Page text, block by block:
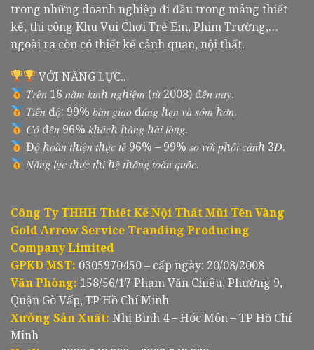
trong những doanh nghiệp đi đầu trong mảng thiết
kế, thi công Khu Vui Chơi Trẻ Em, Phim Trường,…
ngoài ra còn có thiết kế cảnh quan, nội thất.
VỚI NĂNG LỰC..
𝑇𝑟𝑒̂𝑛 16 𝑛𝑎̆𝑚 𝑘𝑖𝑛ℎ 𝑛𝑔ℎ𝑖𝑒̣̂𝑚 (𝑡𝑢̛̀ 2008) đ𝑒̂́𝑛 𝑛𝑎𝑦.
𝑇𝑖𝑒̂́𝑛 đ𝑜̣̂: 99% 𝑏𝑎̀𝑛 𝑔𝑖𝑎𝑜 đ𝑢́𝑛𝑔 ℎ𝑒̣𝑛 𝑣𝑎̀ 𝑠𝑜̛́𝑚 ℎ𝑜̛𝑛.
𝐶𝑜́ đ𝑒̂́𝑛 96% 𝑘ℎ𝑎́𝑐ℎ ℎ𝑎̀𝑛𝑔 ℎ𝑎̀𝑖 𝑙𝑜̀𝑛𝑔.
Đ𝑜̣̂ ℎ𝑜𝑎̀𝑛 𝑡ℎ𝑖𝑒̣̂𝑛 𝑡ℎ𝑢̛̣𝑐 𝑡𝑒̂́ 96% – 99% 𝑠𝑜 𝑣𝑜̛́𝑖 𝑝ℎ𝑜̂́𝑖 𝑐𝑎̉𝑛ℎ 3𝐷.
𝑁𝑎̆𝑛𝑔 𝑙𝑢̛̣𝑐 𝑡ℎ𝑢̛̣𝑐 𝑡ℎ𝑖 ℎ𝑒̣̂ 𝑡ℎ𝑜̂́𝑛𝑔 𝑡𝑜𝑎̀𝑛 𝑞𝑢𝑜̂́𝑐.
Công Ty THHH Thiết Kế Nội Thất Mũi Tên Vàng
Gold Arrow Service Tranding Producing
Company Limited
GPKD MST: 0305970450 – cấp ngày: 20/08/2008
Văn Phòng: 158/56/17 Phạm Văn Chiêu, Phường 9,
Quận Gò Vấp, TP Hồ Chí Minh
Xưởng Sản Xuất: Nhị Bình 4 – Hóc Môn – TP Hồ Chí
Minh